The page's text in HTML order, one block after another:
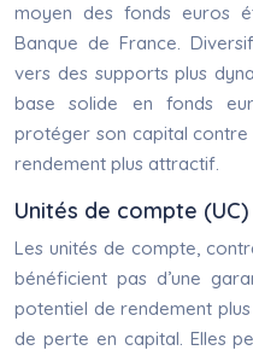
moyen des fonds euros
Banque de France.
vers des supports plus
base solide en fonds
protéger son capital contre
rendement plus attractif.
Unités de compte (UC)
Les unités de compte,
bénéficient pas d’une
potentiel de rendement
de perte en capital. Elles